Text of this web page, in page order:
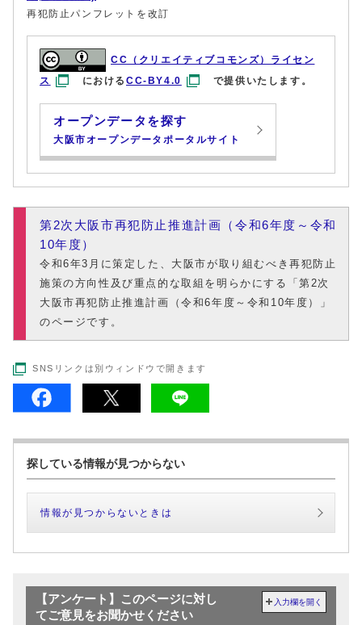
再犯防止パンフレットを改訂
CC（クリエイティブコモンズ）ライセン
ス
におけるCC-BY4.0 で提供いたします。
オープンデータを探す
大阪市オープンデータポータルサイト
第2次大阪市再犯防止推進計画（令和6年度～令和
10年度）
令和6年3月に策定した、大阪市が取り組むべき再犯防止
施策の方向性及び重点的な取組を明らかにする「第2次
大阪市再犯防止推進計画（令和6年度～令和10年度）」
のページです。
SNSリンクは別ウィンドウで開きます
探している情報が見つからない
情報が見つからないときは
【アンケート】このページに対し
てご意見をお聞かせください
入力欄を開く